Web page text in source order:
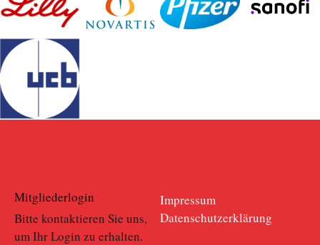
Mitgliederlogin
Bitte kontaktieren Sie uns,
um Ihr Login zu erhalten.
Impressum
Datenschutzerklärung